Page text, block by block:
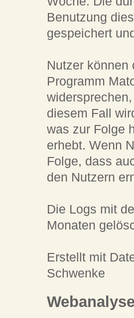
Benutzung
gespeichert
Nutzer können
Programm
diesem Fall
was zur Folge
erhebt. Wenn
Folge, dass
den Nutzern
Die Logs mit
Monaten
Erstellt mit
Schwenke
Webanalyse